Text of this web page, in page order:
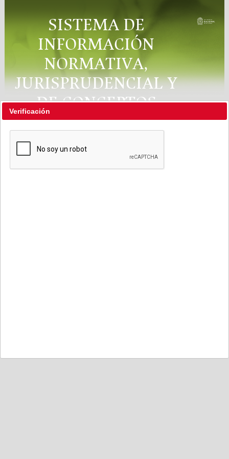
SISTEMA DE
INFORMACIÓN
NORMATIVA,
JURISPRUDENCIAL Y
DE CONCEPTOS
"RÉGIMEN LEGAL"
Verificación